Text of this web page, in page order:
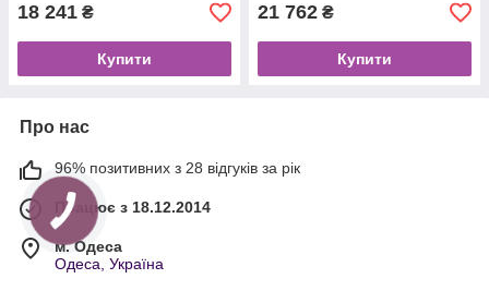
18 241 ₴
Купити
21 762 ₴
Купити
Про нас
96% позитивних з 28 відгуків за рік
Працює з 18.12.2014
м. Одеса
Одеса, Україна